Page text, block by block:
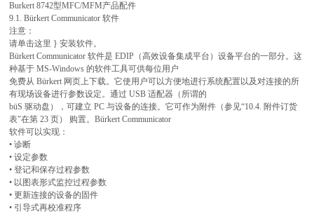
Burkert 8742型MFC/MFM产品配件
9.1. Bürkert Communicator 软件
注意：
请单击这里 } 安装软件。
Bürkert Communicator 软件是 EDIP（高效设备集成平台）设备平台的一部分。这
种基于 MS-Windows 的软件工具可供每位用户
免费从 Bürkert 网页上下载。它使用户可以方便地进行系统配置以及对连接的所
有现场设备进行参数设定。通过 USB 适配器（所谓的
büS 驱动盘），可建立 PC 与设备的连接。它可作为附件（参见“10.4. 附件订货
表"在第 23 页） 购置。Bürkert Communicator
软件可以实现：
• 诊断
• 设定参数
• 登记和保存过程参数
• 以图表形式监控过程参数
• 更新连接的设备的固件
• 引导式再校准程序